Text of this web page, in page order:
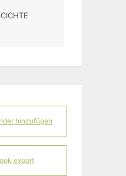
hinzufügen
export